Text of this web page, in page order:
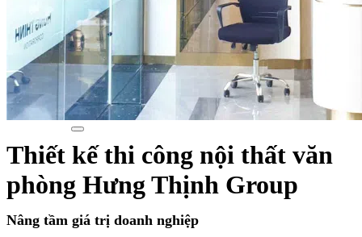
Tiêu chuẩn thiết kế
Bảng giá nội thất
Tuyển dụng
Tìm
kiếm:
Tìm
kiếm:
Thiết kế thi công nội thất văn
phòng Hưng Thịnh Group
Nâng tầm giá trị doanh nghiệp